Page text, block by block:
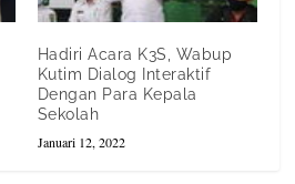
Hadiri Acara K3S, Wabup
Kutim Dialog Interaktif
Dengan Para Kepala
Sekolah
Januari 12, 2022